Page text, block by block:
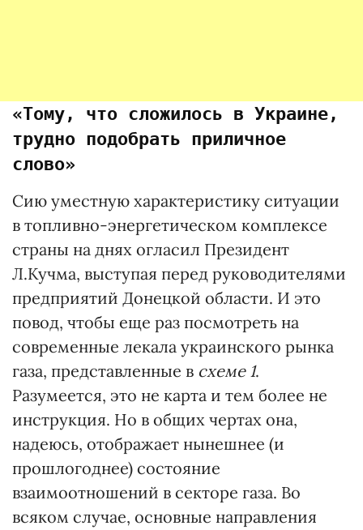
«Тому, что сложилось в Украине,
трудно подобрать приличное
слово»
Сию уместную характеристику ситуации
в топливно-энергетическом комплексе
страны на днях огласил Президент
Л.Кучма, выступая перед руководителями
предприятий Донецкой области. И это
повод, чтобы еще раз посмотреть на
современные лекала украинского рынка
газа, представленные в схеме 1.
Разумеется, это не карта и тем более не
инструкция. Но в общих чертах она,
надеюсь, отображает нынешнее (и
прошлогоднее) состояние
взаимоотношений в секторе газа. Во
всяком случае, основные направления